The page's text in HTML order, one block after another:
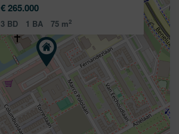
€ 265.000
3 BD 1 BA 75 m2